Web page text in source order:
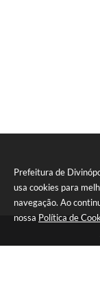
Prefeitura de
usa cookies para
navegação. Ao
nossa Política de